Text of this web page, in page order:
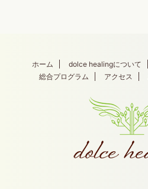
ホーム dolce healingについて
総合プログラム
アクセス